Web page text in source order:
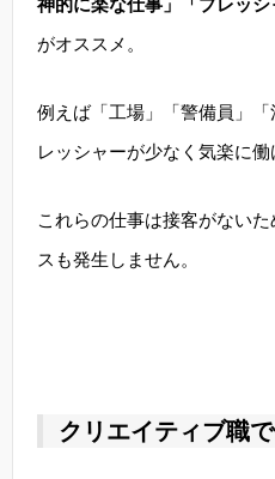
がオススメ。
例えば「工場」「警備員」
レッシャーが少なく気楽に働
これらの仕事は接客がない
スも発生しません。
クリエイティブ職